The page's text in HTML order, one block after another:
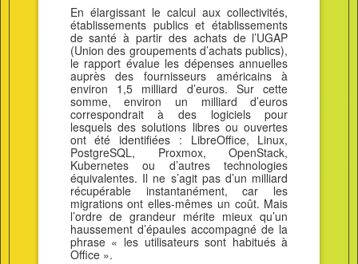
En élargissant le calcul aux collectivités,
établissements publics et établissements
de santé à partir des achats de l’UGAP
(Union des groupements d’achats publics),
le rapport évalue les dépenses annuelles
auprès des fournisseurs américains à
environ 1,5 milliard d’euros. Sur cette
somme, environ un milliard d’euros
correspondrait à des logiciels pour
lesquels des solutions libres ou ouvertes
ont été identifiées : LibreOffice, Linux,
PostgreSQL, Proxmox, OpenStack,
Kubernetes ou d’autres technologies
équivalentes. Il ne s’agit pas d’un milliard
récupérable instantanément, car les
migrations ont elles-mêmes un coût. Mais
l’ordre de grandeur mérite mieux qu’un
haussement d’épaules accompagné de la
phrase « les utilisateurs sont habitués à
Office ».